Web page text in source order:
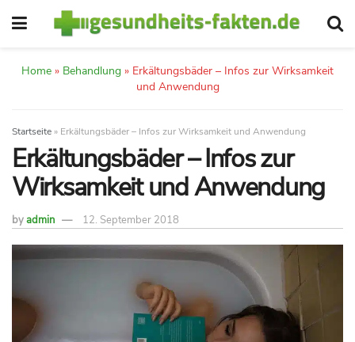
Home » Behandlung » Erkältungsbäder – Infos zur Wirksamkeit
und Anwendung
Startseite » Erkältungsbäder – Infos zur Wirksamkeit und Anwendung
Erkältungsbäder – Infos zur
Wirksamkeit und Anwendung
byadmin 12. September 2018